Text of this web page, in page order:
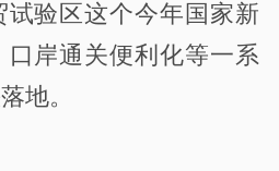
验区这个今年国家新
岸通关便利化等一系
地。